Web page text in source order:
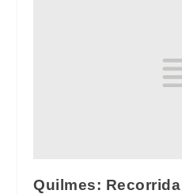
Quilmes: